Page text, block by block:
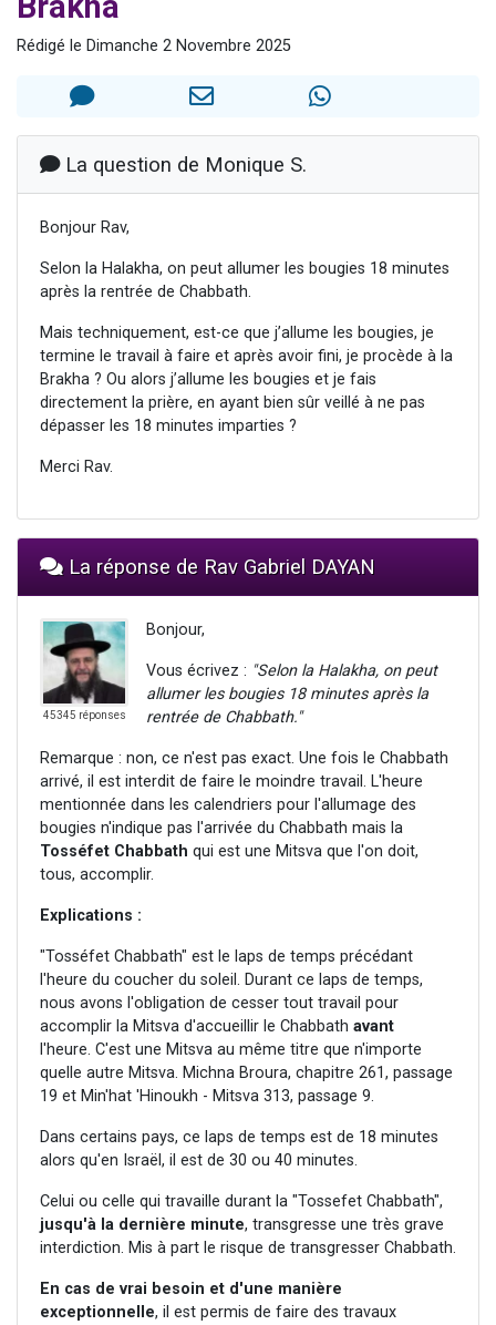
Ariel vient de donner son Maasser
Rédigé le Dimanche 2 Novembre 2025
La question de Monique S.
Bonjour Rav,
Selon la Halakha, on peut allumer les bougies 18 minutes
après la rentrée de Chabbath.
Mais techniquement, est-ce que j’allume les bougies, je
termine le travail à faire et après avoir fini, je procède à la
Brakha ? Ou alors j’allume les bougies et je fais
directement la prière, en ayant bien sûr veillé à ne pas
dépasser les 18 minutes imparties ?
Merci Rav.
La réponse de Rav Gabriel DAYAN
45345 réponses
Bonjour,
Vous écrivez : "Selon la Halakha, on peut
allumer les bougies 18 minutes après la
rentrée de Chabbath."
Remarque : non, ce n'est pas exact. Une fois le Chabbath
arrivé, il est interdit de faire le moindre travail. L'heure
mentionnée dans les calendriers pour l'allumage des
bougies n'indique pas l'arrivée du Chabbath mais la
Tosséfet Chabbath qui est une Mitsva que l'on doit,
tous, accomplir.
Explications :
"Tosséfet Chabbath" est le laps de temps précédant
l'heure du coucher du soleil. Durant ce laps de temps,
nous avons l'obligation de cesser tout travail pour
accomplir la Mitsva d'accueillir le Chabbath avant
l'heure. C'est une Mitsva au même titre que n'importe
quelle autre Mitsva. Michna Broura, chapitre 261, passage
19 et Min'hat 'Hinoukh - Mitsva 313, passage 9.
Dans certains pays, ce laps de temps est de 18 minutes
alors qu'en Israël, il est de 30 ou 40 minutes.
Celui ou celle qui travaille durant la "Tossefet Chabbath",
jusqu'à la dernière minute, transgresse une très grave
interdiction. Mis à part le risque de transgresser Chabbath.
En cas de vrai besoin et d'une manière
exceptionnelle, il est permis de faire des travaux